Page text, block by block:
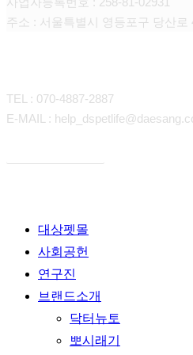
주소 : 서울특별시 영등포구 당산
TEL : 070-4887-2887
E-MAIL :
Close
Menu
대상펫몰
사회공헌
연구진
브랜드소개
닥터뉴토
뽀시래기